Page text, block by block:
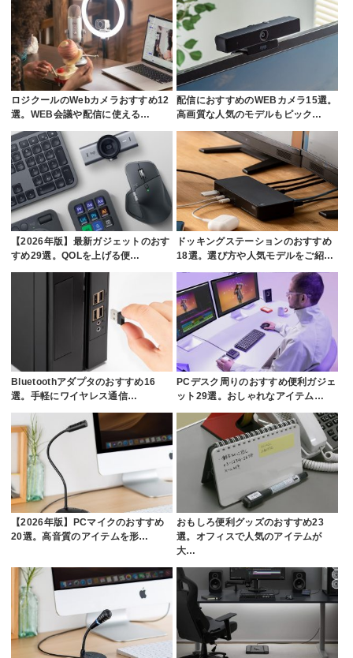
ロジクールのWebカメラおすすめ12
選。WEB会議や配信に使える…
配信におすすめのWEBカメラ15選。
高画質な人気のモデルもピック…
【2026年版】最新ガジェットのおす
すめ29選。QOLを上げる便…
ドッキングステーションのおすすめ
18選。選び方や人気モデルをご紹…
Bluetoothアダプタのおすすめ16
選。手軽にワイヤレス通信…
PCデスク周りのおすすめ便利ガジェ
ット29選。おしゃれなアイテム…
【2026年版】PCマイクのおすすめ
20選。高音質のアイテムを形…
おもしろ便利グッズのおすすめ23
選。オフィスで人気のアイテムが
大…